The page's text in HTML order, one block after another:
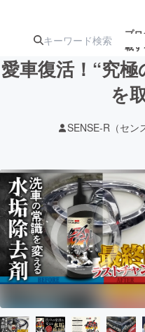
プ
載
ターン
ジェクト
アート・写真
テクノロジー・
映像・映画
愛車復活！“究
を
SENSE-R（セン